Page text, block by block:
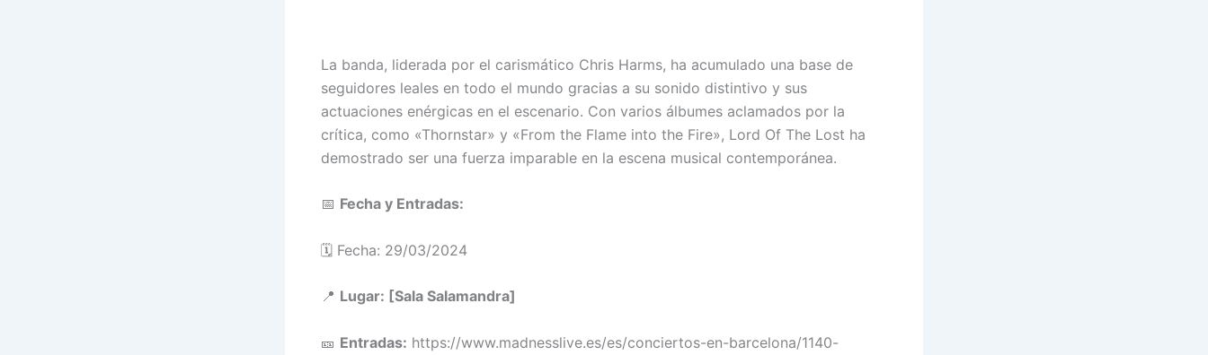
La banda, liderada por el carismático Chris Harms, ha acumulado una base de
seguidores leales en todo el mundo gracias a su sonido distintivo y sus
actuaciones enérgicas en el escenario. Con varios álbumes aclamados por la
crítica, como «Thornstar» y «From the Flame into the Fire», Lord Of The Lost ha
demostrado ser una fuerza imparable en la escena musical contemporánea.
📅 Fecha y Entradas:
🗓️ Fecha: 29/03/2024
📍 Lugar: [Sala Salamandra]
🎫 Entradas: https://www.madnesslive.es/es/conciertos-en-barcelona/1140-